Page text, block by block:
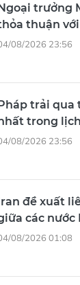
trưởng
thuận
08/2026 23:56
trải qua
trong
08/2026 23:56
đề xuất
các nước
08/2026 01:08